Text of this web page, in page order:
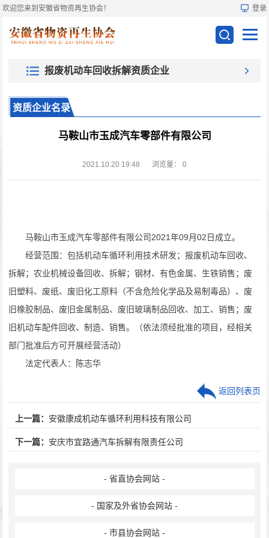
欢迎您来到安徽省物资再生协会！ 登录
报废机动车回收拆解资质企业
资质企业名录
马鞍山市玉成汽车零部件有限公司
2021.10.20 19:48 浏览量： 0
马鞍山市玉成汽车零部件有限公司2021年09月02日成立。
经营范围：包括机动车循环利用技术研发；报废机动车回收、
拆解；农业机械设备回收、拆解；钢材、有色金属、生铁销售；废
旧塑料、废纸、废旧化工原料（不含危险化学品及易制毒品）、废
旧橡胶制品、废旧金属制品、废旧玻璃制品回收、加工、销售；废
旧机动车配件回收、制造、销售。（依法须经批准的项目，经相关
部门批准后方可开展经营活动）
法定代表人：陈志华
上一篇： 安徽康成机动车循环利用科技有限公司
下一篇： 安庆市宜路通汽车拆解有限责任公司
返回列表页
- 省直协会网站 -
- 国家及外省协会网站 -
- 市县协会网站 -